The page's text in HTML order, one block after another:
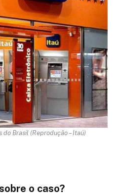
do Brasil (Reprodução – Itaú)
o caso?